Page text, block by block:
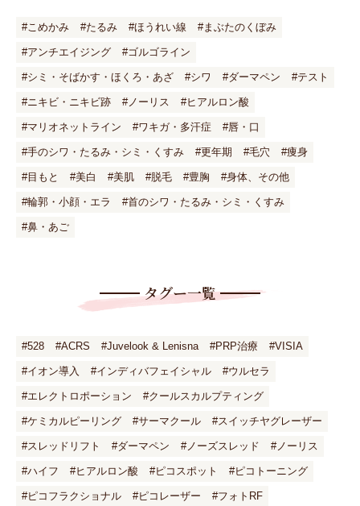
#こめかみ #たるみ #ほうれい線 #まぶたのくぼみ
#アンチエイジング #ゴルゴライン
#シミ・そばかす・ほくろ・あざ #シワ #ダーマペン #テスト
#ニキビ・ニキビ跡 #ノーリス #ヒアルロン酸
#マリオネットライン #ワキガ・多汗症 #唇・口
#手のシワ・たるみ・シミ・くすみ #更年期 #毛穴 #痩身
#目もと #美白 #美肌 #脱毛 #豊胸 #身体、その他
#輪郭・小顔・エラ #首のシワ・たるみ・シミ・くすみ
#鼻・あご
タグー一覧
#528 #ACRS #Juvelook & Lenisna #PRP治療 #VISIA
#イオン導入 #インディバフェイシャル #ウルセラ
#エレクトロポーション #クールスカルプティング
#ケミカルピーリング #サーマクール #スイッチヤグレーザー
#スレッドリフト #ダーマペン #ノーズスレッド #ノーリス
#ハイフ #ヒアルロン酸 #ピコスポット #ピコトーニング
#ピコフラクショナル #ピコレーザー #フォトRF